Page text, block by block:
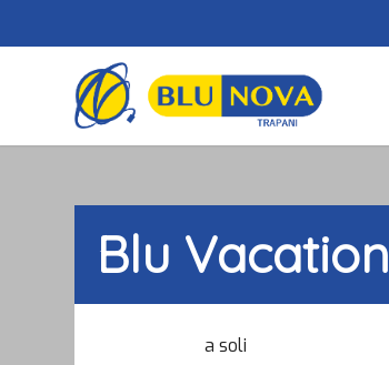
Blu Vacation
a soli